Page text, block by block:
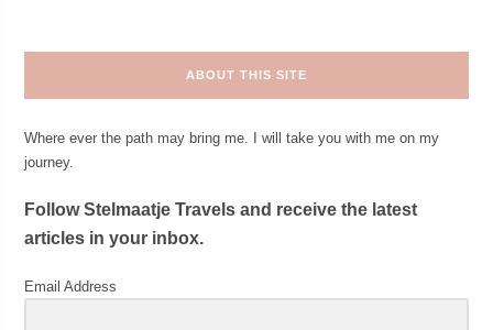
ABOUT THIS SITE
Where ever the path may bring me. I will take you with me on my
journey.
Follow Stelmaatje Travels and receive the latest
articles in your inbox.
Email Address